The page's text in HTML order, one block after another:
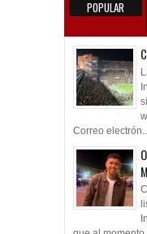
POPULAR
Correo electrón...